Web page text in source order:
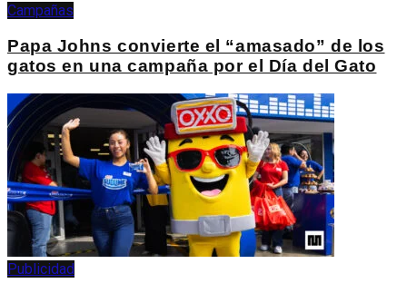
Campañas
Papa Johns convierte el “amasado” de los
gatos en una campaña por el Día del Gato
Publicidad